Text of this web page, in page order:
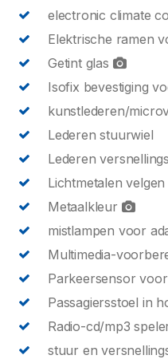
electronic climate
Elektrische ramen
Getint glas
Isofix bevestiging
kunstlederen/
Lederen stuurwiel
Lederen
Lichtmetalen
Metaalkleur
mistlampen voor
Multimedia-
Parkeersensor
Passagiersstoel in
Radio-cd/mp3
stuur en